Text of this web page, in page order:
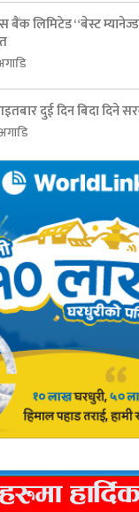
बैंक लिमिटेड “बेस्ट
दुई दिन बिदा दिने